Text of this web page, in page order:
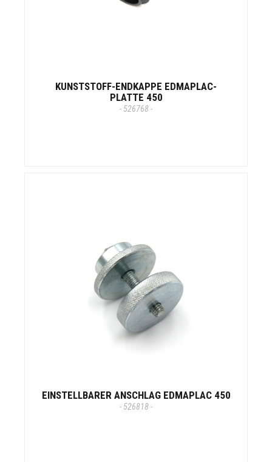
KUNSTSTOFF-ENDKAPPE EDMAPLAC-
PLATTE 450
- 526768 -
EINSTELLBARER ANSCHLAG EDMAPLAC 450
- 526818 -